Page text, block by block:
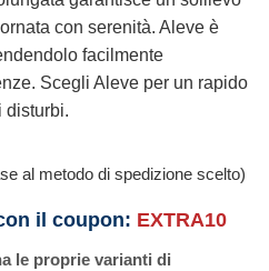
con serenità. Aleve è
facilmente
Scegli Aleve per un rapido
disturbi.
al metodo di spedizione scelto)
il coupon: EXTRA10
le proprie varianti di